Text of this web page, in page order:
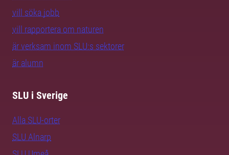
vill söka jobb
vill rapportera om naturen
är verksam inom SLU:s sektorer
är alumn
SLU i Sverige
Alla SLU-orter
SLU Alnarp